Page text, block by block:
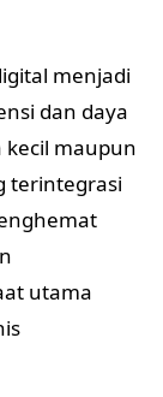
menjadi
dan daya
maupun
terintegrasi
utama